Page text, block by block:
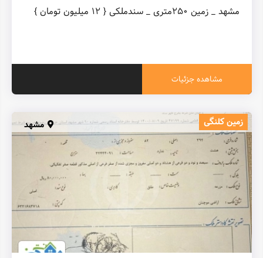
مشهد _ زمین ۲۵۰متری _ سندملکی { ۱۲ میلیون تومان }
مشاهده جزئیات
زمین کلنگی مشهد